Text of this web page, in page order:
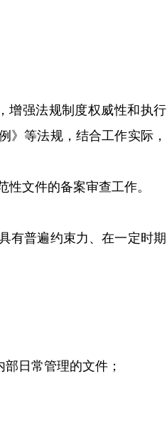
强法规制度权威性和执行
》等法规，结合工作实际，
文件的备案审查工作。
普遍约束力、在一定时期
日常管理的文件；